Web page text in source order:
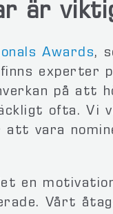
är
Awards,
experter
på att
ofta. Vi
att vara
en
Vårt